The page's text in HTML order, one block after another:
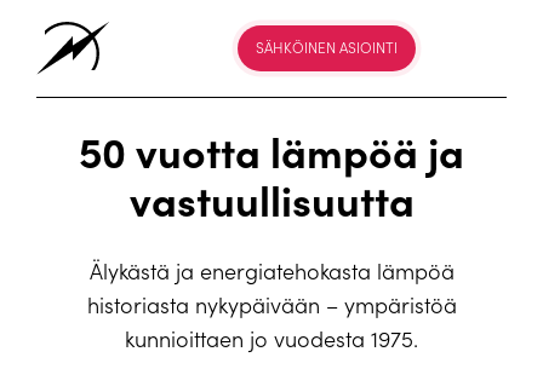
SÄHKÖINEN ASIOINTI
50 vuotta lämpöä ja
vastuullisuutta
Älykästä ja energiatehokasta lämpöä
historiasta nykypäivään – ympäristöä
kunnioittaen jo vuodesta 1975.